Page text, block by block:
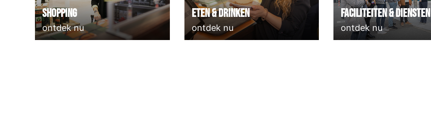
Shopping
ontdek nu
Eten & Drinken
ontdek nu
Faciliteiten & Diensten
ontdek nu